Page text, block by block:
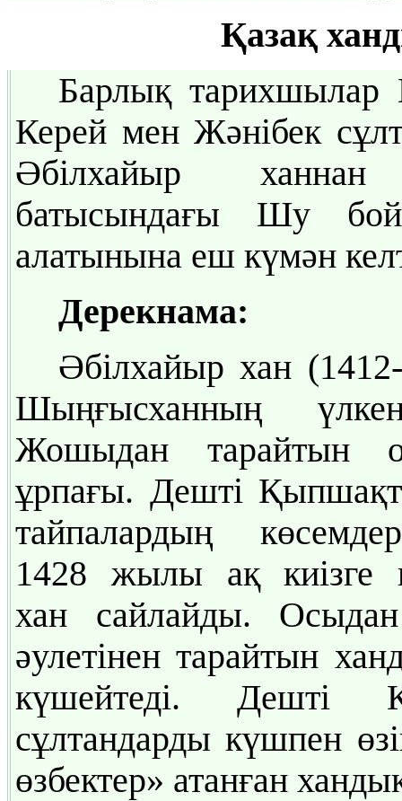
Қазақ
Барлық тарихшылар
Керей мен Жәнібек
Әбілхайыр ханнан
батысындағы Шу
алатынына еш күмән
Дерекнама:
Әбілхайыр хан
Шыңғысханның
Жошыдан тарайтын
ұрпағы. Дешті
тайпалардың
1428 жылы ақ киізге
хан сайлайды.
әулетінен тарайтын
күшейтеді. Дешті
сұлтандарды күшпен
өзбектер» атанған